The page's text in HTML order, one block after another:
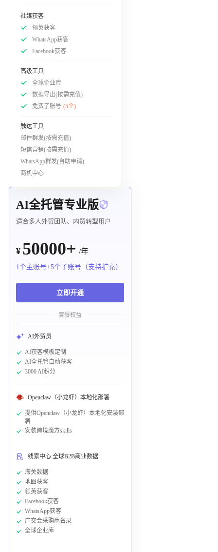
社媒获客
领英获客
WhatsApp获客
Facebook获客
高级工具
全球企业库
数据导出(按需充值)
免费子账号 (5个)
触达工具
邮件群发(按需充值)
短信营销(按需充值)
WhatsApp群发(自助申请)
商机中心
AI全托管专业版
适合多人外贸团队、内贸转型用户
¥ 50000+ /年
1个主账号+5个子账号（支持扩充）
立即开通
套餐权益
AI外贸员
AI获客模板定制
AI全托管自动获客
3000 AI积分
Openclaw（小龙虾）本地化部署
提供Openclaw（小龙虾）本地化安装部
署
安装跨境魔方skills
线索中心 全球B2B商业数据
海关数据
地图获客
领英获客
Facebook获客
WhatsApp获客
广交会采购商名录
全球企业库